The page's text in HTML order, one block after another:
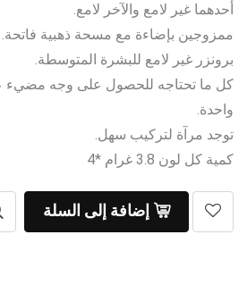
أحدهما غير لامع والآخر لامع.
ممزوجين بإضاءة مع مسحة ذهبية فاتحة.
برونزر غير لامع للبشرة المتوسطة.
كل ما تحتاجه للحصول على وجه مضيء
واحدة.
توجد مرآة لتركيب سهل.
كمية كل لون 3.8 غرام *4
إضافة إلى السلة